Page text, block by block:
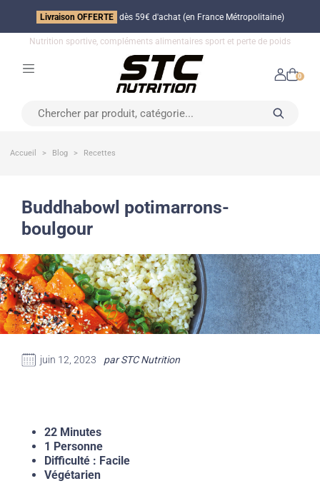
Livraison OFFERTE dès 59€ d'achat (en France Métropolitaine)
Nutrition sportive, compléments alimentaires sport et perte de poids
0
Accueil Blog Recettes
buddhabowl potimarrons-
boulgour
juin 12, 2023 par STC Nutrition
22 Minutes
1 Personne
Difficulté : Facile
Végétarien